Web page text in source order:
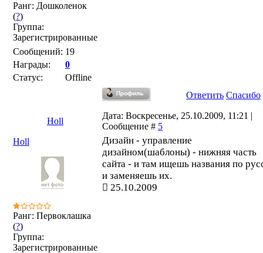
Ранг: Дошколенок
(?)
Группа:
Зарегистрированные
Сообщений: 19
Награды:
0
Статус:
Offline
Ответить Спасибо
Holl
Дата: Воскресенье, 25.10.2009, 11:21 |
Сообщение # 5
Holl
Ранг: Первоклашка
(?)
Группа:
Зарегистрированные
Дизайн - управление
дизайном(шаблоны) - нижняя часть
сайта - и там ищешь названия по
и заменяешь их.
25.10.2009